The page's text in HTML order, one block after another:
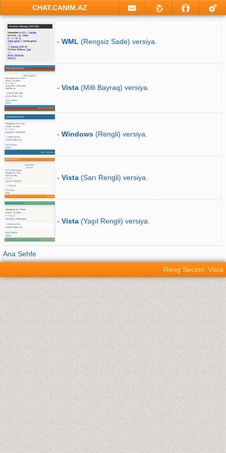
CHAT.CANIM.AZ
- WML (Rengsiz Sade) versiya.
- Vista (Milli Bayraq) versiya.
- Windows (Rengli) versiya.
- Vista (Sarı Rengli) versiya.
- Vista (Yaşıl Rengli) versiya.
Ana Sehfe
Reng Secimi: Vista